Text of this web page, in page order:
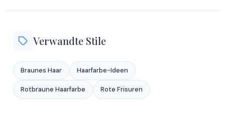
Verwandte Stile
Braunes Haar Haarfarbe-Ideen
Rotbraune Haarfarbe Rote Frisuren